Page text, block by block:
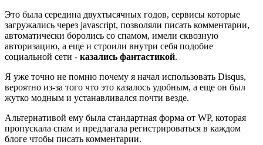
Это была середина двухтысячных годов, сервисы которые
загружались через javascript, позволяли писать комментарии,
автоматически боролись со спамом, имели сквозную
авторизацию, а еще и строили внутри себя подобие
социальной сети - казались фантастикой.
Я уже точно не помню почему я начал использовать Disqus,
вероятно из-за того что это казалось удобным, а еще он был
жутко модным и устанавливался почти везде.
Альтернативой ему была стандартная форма от WP, которая
пропускала спам и предлагала регистрироваться в каждом
блоге чтобы писать комментарии.